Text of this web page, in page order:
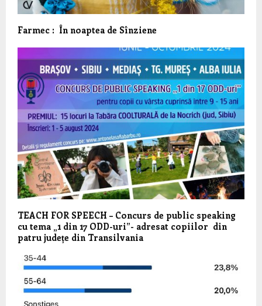
Farmec : În noaptea de Sînziene
TEACH FOR SPEECH – Concurs de public speaking
cu tema „1 din 17 ODD-uri”- adresat copiilor din
patru județe din Transilvania